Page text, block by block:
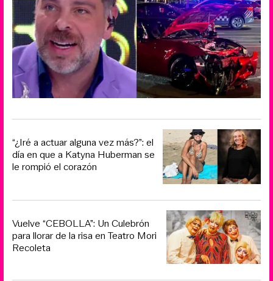
“¿Iré a actuar alguna vez más?”: el
día en que a Katyna Huberman se
le rompió el corazón
Vuelve “CEBOLLA”: Un Culebrón
para llorar de la risa en Teatro Mori
Recoleta